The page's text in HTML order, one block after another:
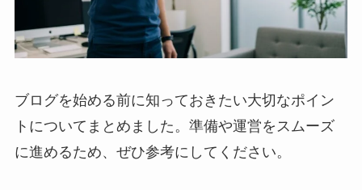
ブログを始める前に知っておきたい大切なポイン
トについてまとめました。準備や運営をスムーズ
に進めるため、ぜひ参考にしてください。